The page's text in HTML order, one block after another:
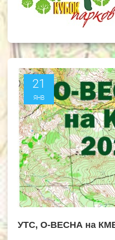
21
ЯНВ
УТС, О-ВЕСНА на